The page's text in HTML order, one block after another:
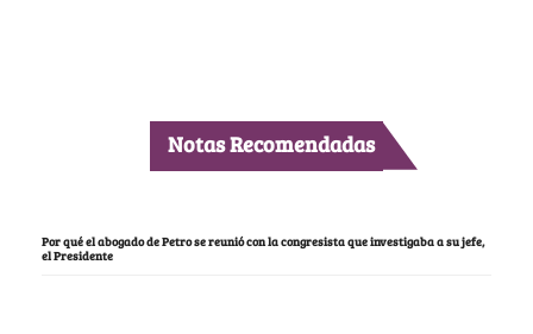
Notas Recomendadas
Por qué el abogado de Petro se reunió con la congresista que investigaba a su jefe,
el Presidente